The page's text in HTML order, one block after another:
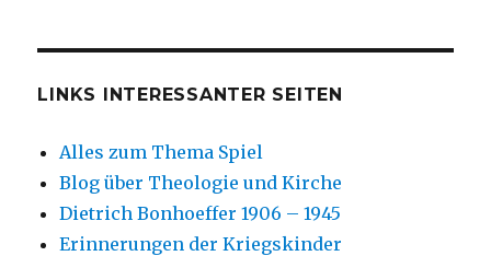
LINKS INTERESSANTER SEITEN
Alles zum Thema Spiel
Blog über Theologie und Kirche
Dietrich Bonhoeffer 1906 – 1945
Erinnerungen der Kriegskinder